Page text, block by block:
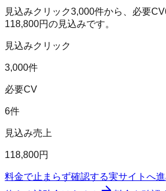
見込みクリック3,000件から、必要CV
118,800円の見込みです。
見込みクリック
3,000件
必要CV
6件
見込み売上
118,800円
料金で止まらず確認する実サイトへ